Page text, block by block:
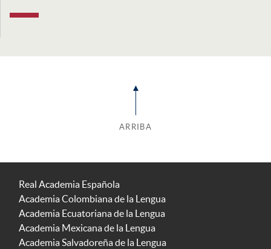
ARRIBA
Real Academia Española
Academia Colombiana de la Lengua
Academia Ecuatoriana de la Lengua
Academia Mexicana de la Lengua
Academia Salvadoreña de la Lengua